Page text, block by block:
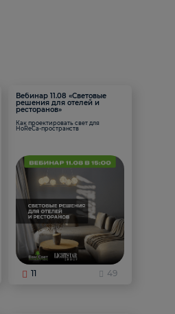
Вебинар 11.08 «Световые
решения для отелей и
ресторанов»
Как проектировать свет для
HoReCa-пространств
11 49